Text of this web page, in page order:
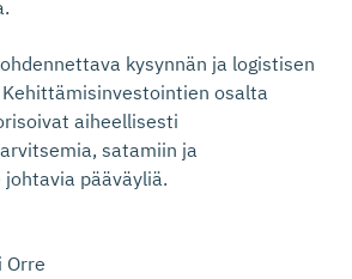
kysynnän ja logistisen
osalta
aiheellisesti
satamiin ja
pääväyliä.
Orre